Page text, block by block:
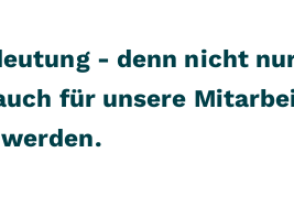
- denn nicht
für unsere